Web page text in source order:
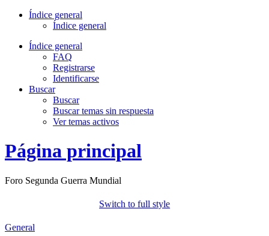
Índice general
Índice general
Índice general
FAQ
Registrarse
Identificarse
Buscar
Buscar
Buscar temas sin respuesta
Ver temas activos
Página principal
Foro Segunda Guerra Mundial
Switch to full style
General